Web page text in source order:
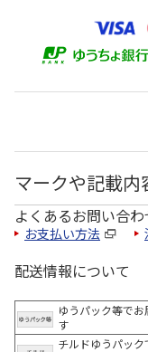
マークや記載内
よくあるお問い合わ
お支払い方法
配送情報について
ゆうパック等でお
す
チルドゆうパック